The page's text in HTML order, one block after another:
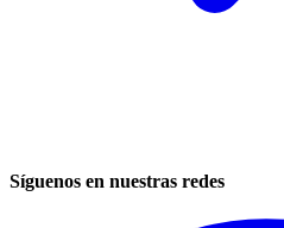
Síguenos en nuestras redes